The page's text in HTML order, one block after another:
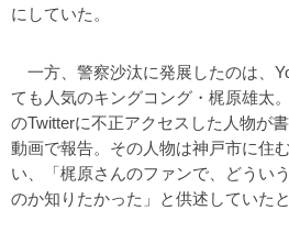
にしていた。
一方、警察沙汰に発展したのは、
ても人気のキングコング・梶原雄太
のTwitterに不正アクセスした人物が
動画で報告。その人物は神戸市に住
い、「梶原さんのファンで、どうい
のか知りたかった」と供述していたと